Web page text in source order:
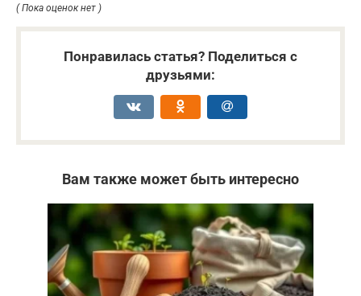
( Пока оценок нет )
Понравилась статья? Поделиться с
друзьями:
Вам также может быть интересно